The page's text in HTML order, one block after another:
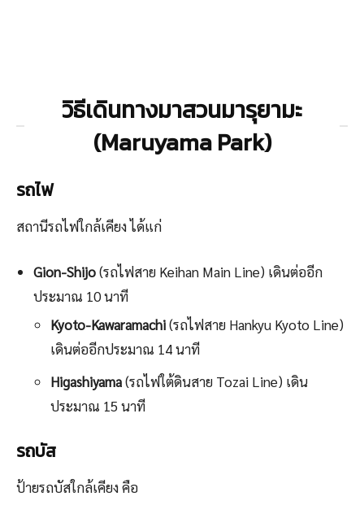
วิธีเดินทางมาสวนมารุยามะ
(Maruyama Park)
รถไฟ
สถานีรถไฟใกล้เคียง ได้แก่
Gion-Shijo(รถไฟสาย Keihan Main Line) เดินต่ออีก
ประมาณ 10 นาที
Kyoto-Kawaramachi(รถไฟสาย Hankyu Kyoto Line)
เดินต่ออีกประมาณ 14 นาที
Higashiyama(รถไฟใต้ดินสาย Tozai Line) เดิน
ประมาณ 15 นาที
รถบัส
ป้ายรถบัสใกล้เคียง คือ